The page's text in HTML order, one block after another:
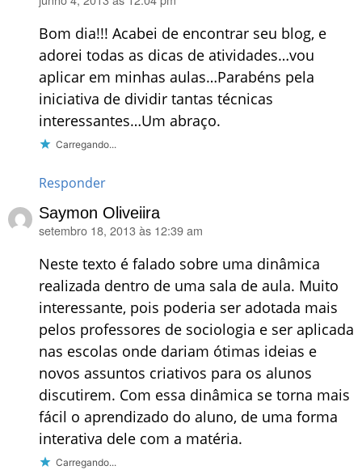
Bom dia!!! Acabei de encontrar seu blog, e
adorei todas as dicas de atividades…vou
aplicar em minhas aulas…Parabéns pela
iniciativa de dividir tantas técnicas
interessantes…Um abraço.
Carregando...
Responder
Saymon Oliveiira
disse:
setembro 18, 2013 às 12:39 am
Neste texto é falado sobre uma dinâmica
realizada dentro de uma sala de aula. Muito
interessante, pois poderia ser adotada mais
pelos professores de sociologia e ser aplicada
nas escolas onde dariam ótimas ideias e
novos assuntos criativos para os alunos
discutirem. Com essa dinâmica se torna mais
fácil o aprendizado do aluno, de uma forma
interativa dele com a matéria.
Carregando...